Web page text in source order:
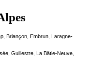
Briançon, Embrun, Laragne-
Guillestre, La Bâtie-Neuve,